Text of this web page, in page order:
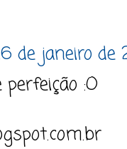
de janeiro de
:O